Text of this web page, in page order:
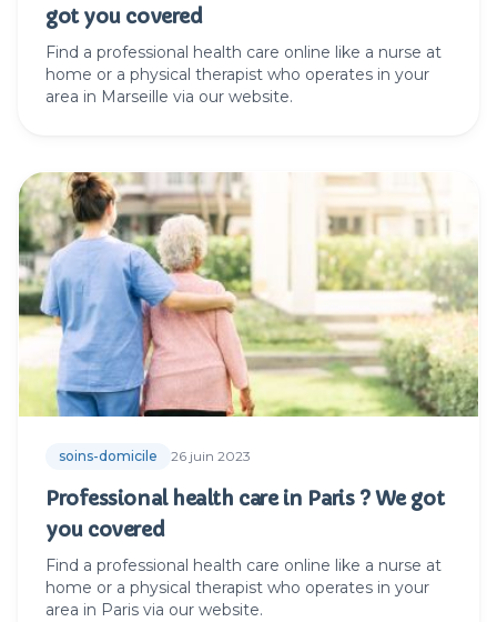
got you covered
Find a professional health care online like a nurse at
home or a physical therapist who operates in your
area in Marseille via our website.
soins-domicile 26 juin 2023
Professional health care in Paris ? We got
you covered
Find a professional health care online like a nurse at
home or a physical therapist who operates in your
area in Paris via our website.